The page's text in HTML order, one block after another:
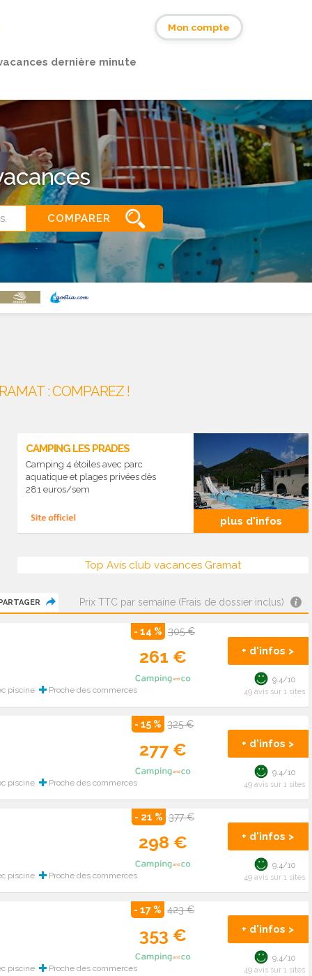
Mon compte
dernière minute
COMPARER
: COMPAREZ !
CAMPING LES PRADES
Camping 4 étoiles avec parc
aquatique et plages privées dès
281 euros/sem
plus d'infos
Top Avis club vacances Gramat
Prix TTC par semaine (Frais de dossier inclus)
piscine Proche des commerces
- 14 % 305 €
261 € + d'infos >
9.4/10
49 avis sur 1 sites
piscine Proche des commerces
- 15 % 325 €
277 € + d'infos >
9.4/10
49 avis sur 1 sites
piscine Proche des commerces
- 21 % 377 €
298 € + d'infos >
9.4/10
49 avis sur 1 sites
piscine Proche des commerces
- 17 % 423 €
353 € + d'infos >
9.4/10
49 avis sur 1 sites